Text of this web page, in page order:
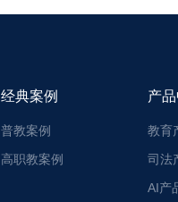
经典案例
普教案例
高职教案例
产
教育
司法
AI产